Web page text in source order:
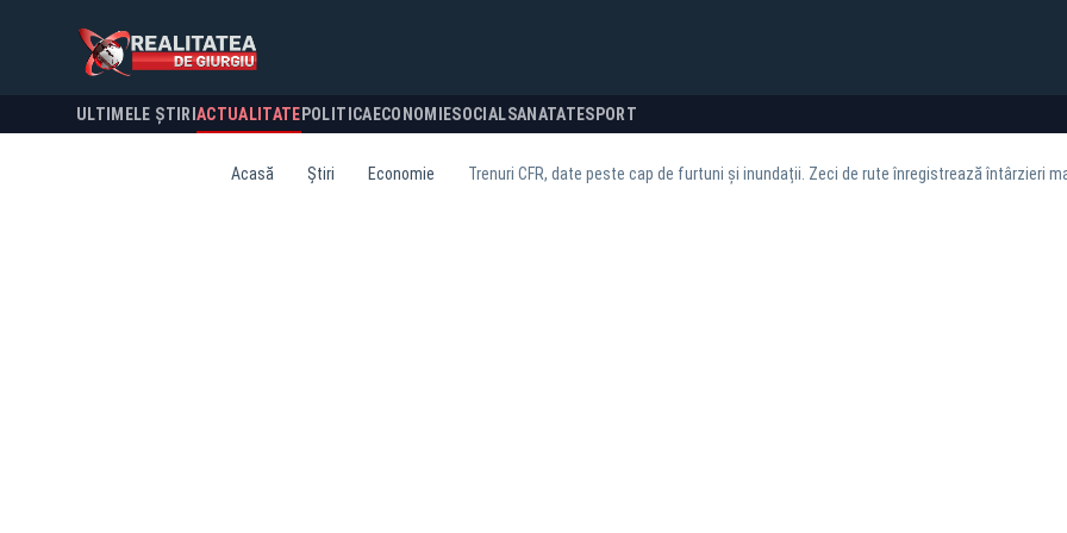
ULTIMELE ȘTIRI ACTUALITATE POLITICA ECONOMIESOCIALSANATATESPORT
Acasă Știri Economie Trenuri CFR, date peste cap de furtuni și inundații. Zeci de rute înregistrează întârzieri